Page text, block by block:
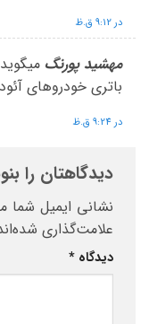
در 9:12 ق.ظ
مهشید پورنگ
باتری خودروهای
در 9:24 ق.ظ
دیدگاهتان را
نشانی ایمیل شما
علامت‌گذاری
دیدگاه *